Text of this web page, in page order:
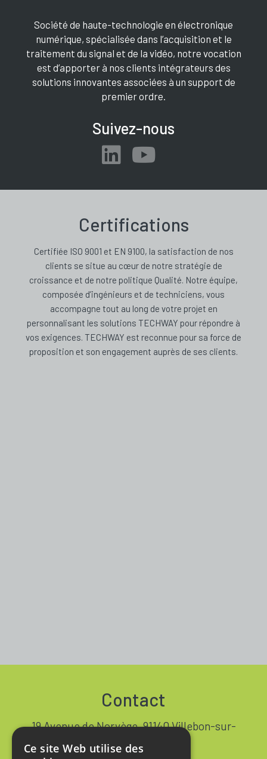
Société de haute-technologie en électronique
numérique, spécialisée dans l’acquisition et le
traitement du signal et de la vidéo, notre vocation
est d’apporter à nos clients intégrateurs des
solutions innovantes associées à un support de
premier ordre.
Suivez-nous
Certifications
Certifiée ISO 9001 et EN 9100, la satisfaction de nos
clients se situe au cœur de notre stratégie de
croissance et de notre politique Qualité. Notre équipe,
composée d’ingénieurs et de techniciens, vous
accompagne tout au long de votre projet en
personnalisant les solutions TECHWAY pour répondre à
vos exigences. TECHWAY est reconnue pour sa force de
proposition et son engagement auprès de ses clients.
Contact
19 Avenue de Norvège, 91140 Villebon-sur-
Ce site Web utilise des